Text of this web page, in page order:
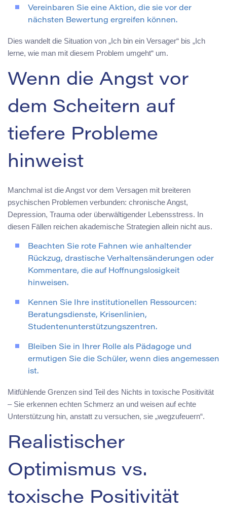
Vereinbaren Sie eine Aktion, die sie vor der
nächsten Bewertung ergreifen können.
Dies wandelt die Situation von „Ich bin ein Versager“ bis „Ich
lerne, wie man mit diesem Problem umgeht“ um.
Wenn die Angst vor
dem Scheitern auf
tiefere Probleme
hinweist
Manchmal ist die Angst vor dem Versagen mit breiteren
psychischen Problemen verbunden: chronische Angst,
Depression, Trauma oder überwältigender Lebensstress. In
diesen Fällen reichen akademische Strategien allein nicht aus.
Beachten Sie rote Fahnen wie anhaltender
Rückzug, drastische Verhaltensänderungen oder
Kommentare, die auf Hoffnungslosigkeit
hinweisen.
Kennen Sie Ihre institutionellen Ressourcen:
Beratungsdienste, Krisenlinien,
Studentenunterstützungszentren.
Bleiben Sie in Ihrer Rolle als Pädagoge und
ermutigen Sie die Schüler, wenn dies angemessen
ist.
Mitfühlende Grenzen sind Teil des Nichts in toxische Positivität
– Sie erkennen echten Schmerz an und weisen auf echte
Unterstützung hin, anstatt zu versuchen, sie „wegzufeuern“.
Realistischer
Optimismus vs.
toxische Positivität